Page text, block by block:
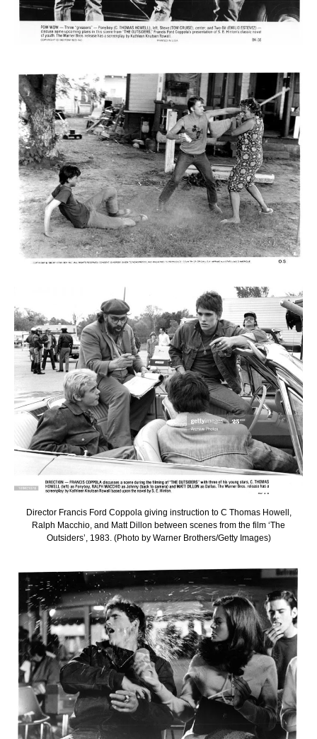
Director Francis Ford Coppola giving instruction to C Thomas Howell,
Ralph Macchio, and Matt Dillon between scenes from the film ‘The
Outsiders’, 1983. (Photo by Warner Brothers/Getty Images)